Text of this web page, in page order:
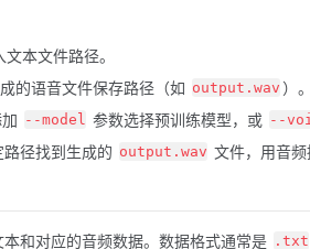
本文件路径。
的语音文件保存路径（如 output.wav ）。
--model 参数选择预训练模型，或 --
径找到生成的 output.wav 文件，用音频
和对应的音频数据。数据格式通常是 .txt